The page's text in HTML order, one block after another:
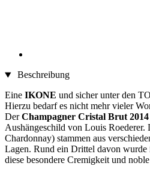
Beschreibung
Eine IKONE und sicher unter den
Hierzu bedarf es nicht mehr vieler
DerChampagner Cristal Brut 2014
Aushängeschild von Louis
Chardonnay) stammen aus
Lagen. Rund ein Drittel davon wurde
diese besondere Cremigkeit und